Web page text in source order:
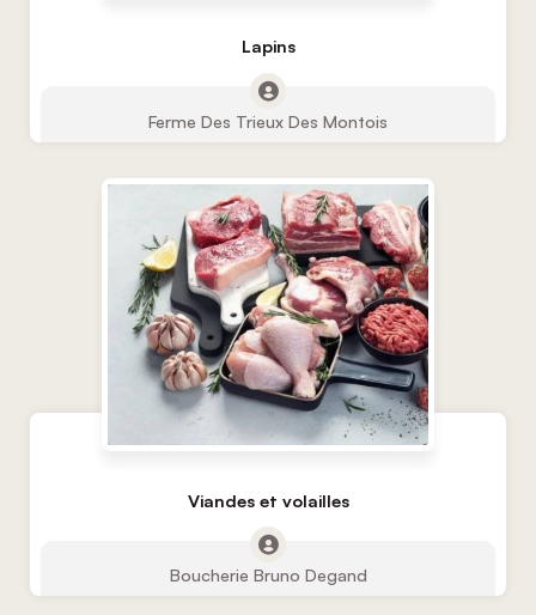
Lapins
Ferme Des Trieux Des Montois
Viandes et volailles
Boucherie Bruno Degand